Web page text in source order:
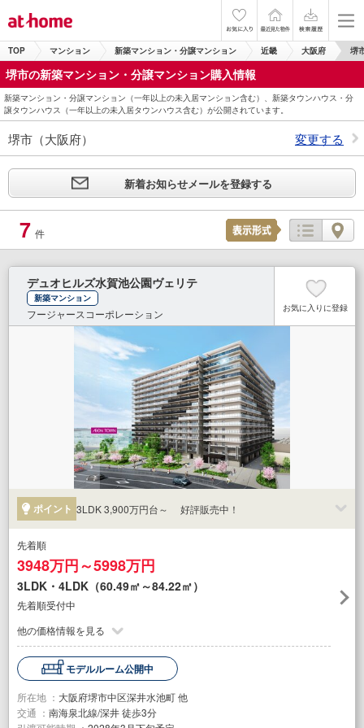
TOP マンション 新築マンション・分譲マンション 近畿 大阪府 堺
堺市の新築マンション・分譲マンション購入情報
新築マンション・分譲マンション（一年以上の未入居マンション含む）、新築タウンハウス・分
譲タウンハウス（一年以上の未入居タウンハウス含む）が公開されています。
堺市（大阪府） 変更する
新着お知らせメールを登録する
7 件
デュオヒルズ水賀池公園ヴェリテ
新築マンション
フージャースコーポレーション お気に入りに登録
ポイント 3LDK 3,900万円台～ 好評販売中！
先着順
3948万円～5998万円
3LDK・4LDK（60.49㎡～84.22㎡）
先着順受付中
他の価格情報を見る
モデルルーム公開中
所在地 ： 大阪府堺市中区深井水池町 他
交通 ： 南海泉北線/深井 徒歩3分